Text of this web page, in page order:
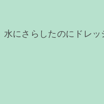
にさらしたのにドレッ